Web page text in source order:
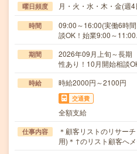
曜日頻度 月・火・水・木・金(週
時間
09:00～16:00(実働6時
談OK！始業9:00～
期間
2026年09月上旬～長
性あり！10月開始相談
時給 時給2000円～2100円
交通費
全額支給
仕事内容
＊顧客リストのリサー
用)＊↑のリスト顧客へ